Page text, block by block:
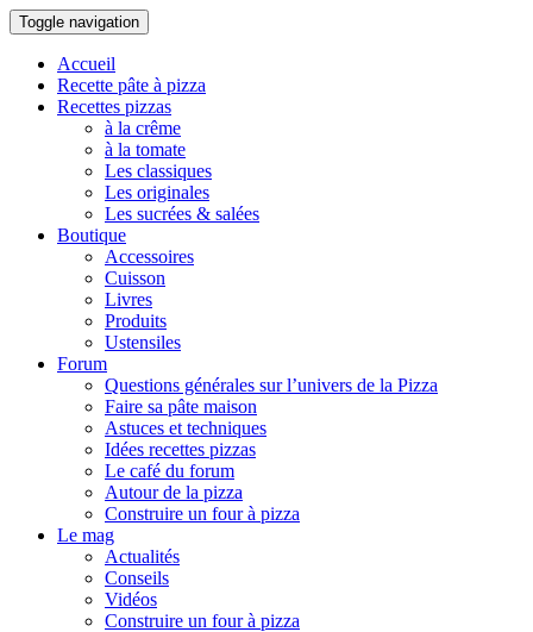
Toggle navigation
Accueil
Recette pâte à pizza
Recettes pizzas
à la crême
à la tomate
Les classiques
Les originales
Les sucrées & salées
Boutique
Accessoires
Cuisson
Livres
Produits
Ustensiles
Forum
Questions générales sur l’univers de la Pizza
Faire sa pâte maison
Astuces et techniques
Idées recettes pizzas
Le café du forum
Autour de la pizza
Construire un four à pizza
Le mag
Actualités
Conseils
Vidéos
Construire un four à pizza